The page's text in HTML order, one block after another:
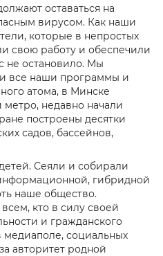
оставаться на
вирусом. Как наши
которые в непростых
свою работу и обеспечили
не остановило. Мы
все наши программы и
атома, в Минске
недавно начали
построены десятки
садов, бассейнов,
Сеяли и собирали
гибридной
наше общество.
кто в силу своей
и гражданского
медиаполе, социальных
авторитет родной